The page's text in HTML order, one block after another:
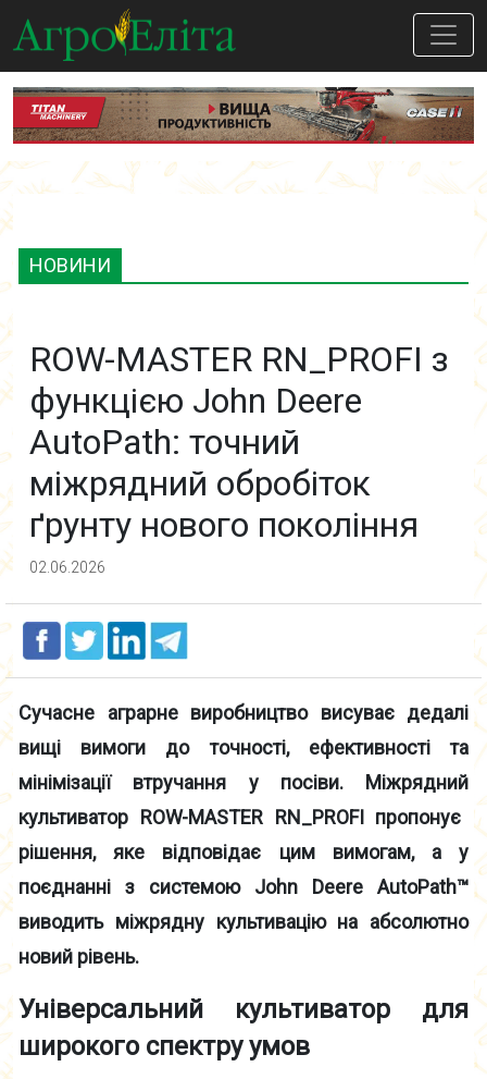
НОВИНИ
ROW-MASTER RN_PROFI з
функцією John Deere
AutoPath: точний
міжрядний обробіток
ґрунту нового покоління
02.06.2026
Сучасне аграрне виробництвовисуває дедалі
вищі вимоги до точності, ефективності та
мінімізації втручання у посіви. Міжрядний
культиватор ROW-MASTER RN_PROFI пропонує
рішення, яке відповідає цим вимогам, а у
поєднанні з системою John Deere AutoPath™
виводить міжряднукультивацію на абсолютно
новий рівень.
Універсальний культиватор для
широкого спектру умов